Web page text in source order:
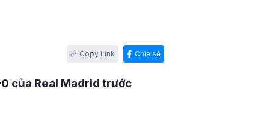
Chia sẻ
của Real Madrid trước